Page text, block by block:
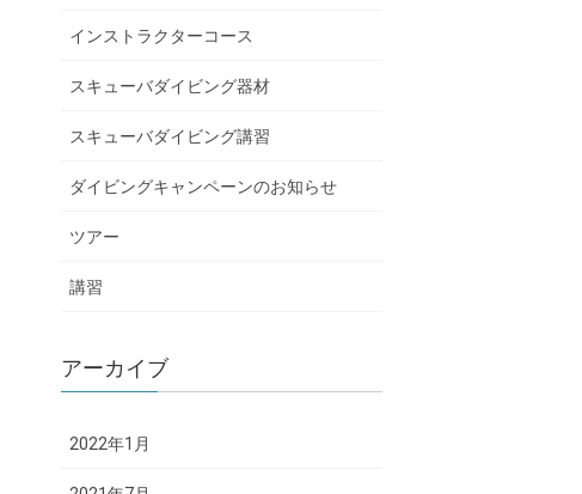
インストラクターコース
スキューバダイビング器材
スキューバダイビング講習
ダイビングキャンペーンのお知らせ
ツアー
講習
アーカイブ
2022年1月